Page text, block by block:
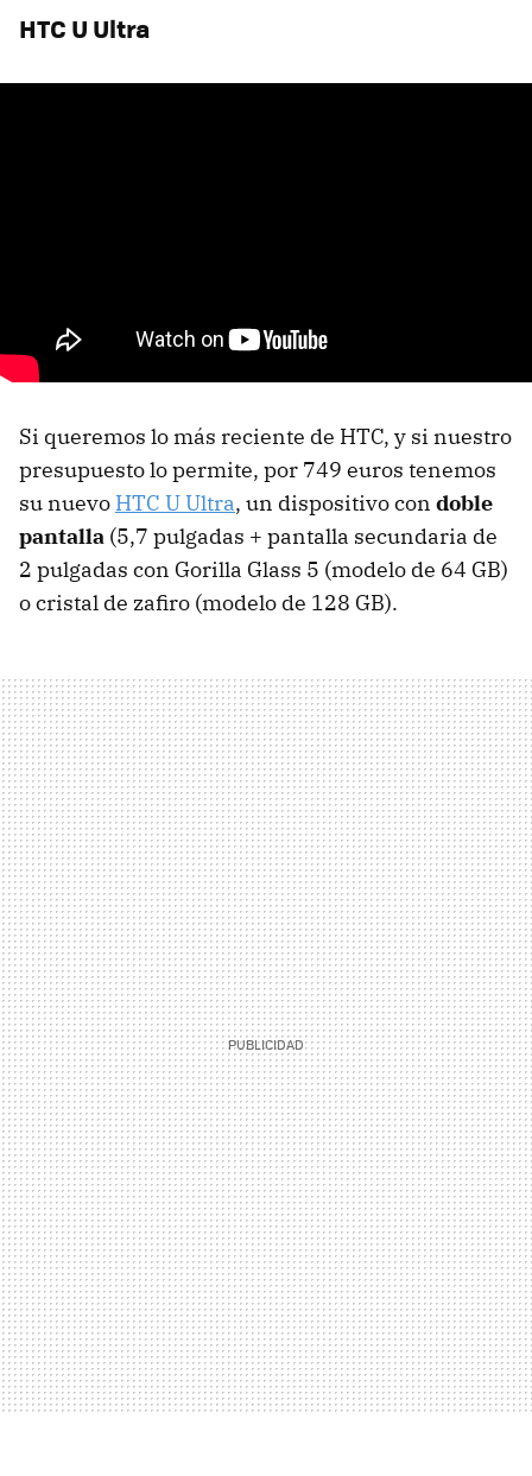
HTC U Ultra
Si queremos lo más reciente de HTC, y si nuestro
presupuesto lo permite, por 749 euros tenemos
su nuevo HTC U Ultra, un dispositivo con doble
pantalla (5,7 pulgadas + pantalla secundaria de
2 pulgadas con Gorilla Glass 5 (modelo de 64 GB)
o cristal de zafiro (modelo de 128 GB).